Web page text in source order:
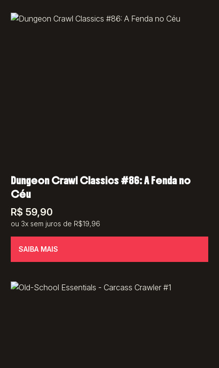
Dungeon Crawl Classics #86: A Fenda no
Céu
R$ 59,90
ou 3x sem juros de R$19,96
SAIBA MAIS